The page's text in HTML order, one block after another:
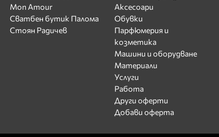
Mon Amour
Сватбен бутик Палома
Стоян Радичев
Аксесоари
Обувки
Парфюмерия и
козметика
Машини и оборудване
Материали
Услуги
Работа
Други оферти
Добави оферта